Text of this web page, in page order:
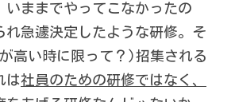
いままでやってこなかったの
れ急遽決定したような研修。そ
高い時に限って？)招集される
は社員のための研修ではなく、